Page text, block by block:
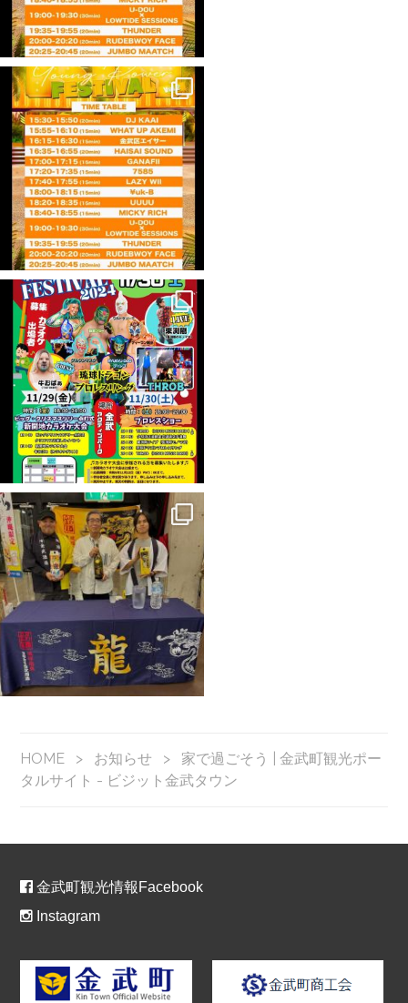
HOME > お知らせ >
家で過ごそう | 金武町観光ポー
タルサイト - ビジット金武タウン
金武町観光情報Facebook
Instagram